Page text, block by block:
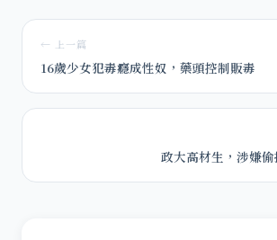
← 上一篇
16歲少女犯毒癮成性奴，藥頭控制販毒
政大高材生，涉嫌